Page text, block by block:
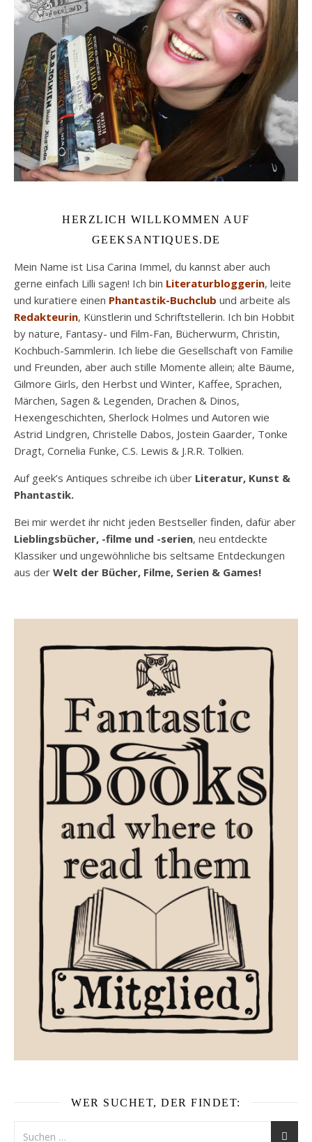
HERZLICH WILLKOMMEN AUF
GEEKSANTIQUES.DE
Mein Name ist Lisa Carina Immel, du kannst aber auch
gerne einfach Lilli sagen! Ich bin Literaturbloggerin, leite
und kuratiere einen Phantastik-Buchclub und arbeite als
Redakteurin, Künstlerin und Schriftstellerin. Ich bin Hobbit
by nature, Fantasy- und Film-Fan, Bücherwurm, Christin,
Kochbuch-Sammlerin. Ich liebe die Gesellschaft von Familie
und Freunden, aber auch stille Momente allein; alte Bäume,
Gilmore Girls, den Herbst und Winter, Kaffee, Sprachen,
Märchen, Sagen & Legenden, Drachen & Dinos,
Hexengeschichten, Sherlock Holmes und Autoren wie
Astrid Lindgren, Christelle Dabos, Jostein Gaarder, Tonke
Dragt, Cornelia Funke, C.S. Lewis & J.R.R. Tolkien.
Auf geek’s Antiques schreibe ich über Literatur, Kunst &
Phantastik.
Bei mir werdet ihr nicht jeden Bestseller finden, dafür aber
Lieblingsbücher, -filme und -serien, neu entdeckte
Klassiker und ungewöhnliche bis seltsame Entdeckungen
aus der Welt der Bücher, Filme, Serien & Games!
WER SUCHET, DER FINDET: